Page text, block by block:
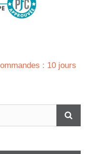
: 10 jours